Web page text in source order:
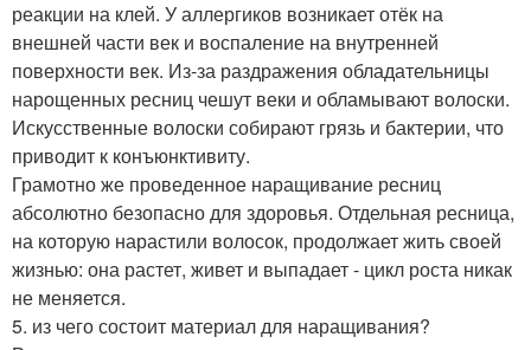
реакции на клей. У аллергиков возникает отёк на
внешней части век и воспаление на внутренней
поверхности век. Из-за раздражения обладательницы
нарощенных ресниц чешут веки и обламывают волоски.
Искусственные волоски собирают грязь и бактерии, что
приводит к конъюнктивиту.
Грамотно же проведенное наращивание ресниц
абсолютно безопасно для здоровья. Отдельная ресница,
на которую нарастили волосок, продолжает жить своей
жизнью: она растет, живет и выпадает - цикл роста никак
не меняется.
5. из чего состоит материал для наращивания?